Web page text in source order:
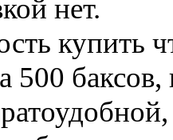
нет.
купить
500